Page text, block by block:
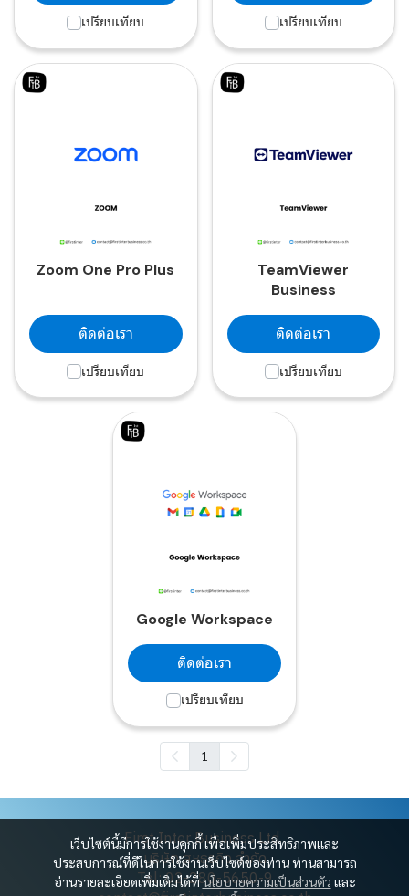
เปรียบเทียบ เปรียบเทียบ
Zoom One Pro Plus
ติดต่อเรา
เปรียบเทียบ
TeamViewer
Business
ติดต่อเรา
เปรียบเทียบ
Google Workspace
ติดต่อเรา
เปรียบเทียบ
1
เว็บไซต์นี้มีการใช้งานคุกกี้ เพื่อเพิ่มประสิทธิภาพและ
ประสบการณ์ที่ดีในการใช้งานเว็บไซต์ของท่าน ท่านสามารถ
อ่านรายละเอียดเพิ่มเติมได้ที่นโยบายความเป็นส่วนตัว และ
First Inter Business Ltd.
บริษัท สหธุรกิจ จำกัด
Tel: 02-280-5650-9